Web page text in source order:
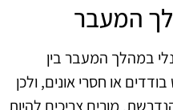
המעבר
במהלך המעבר בין
או חסרי אונים, ולכן